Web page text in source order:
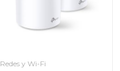
Redes y Wi-Fi